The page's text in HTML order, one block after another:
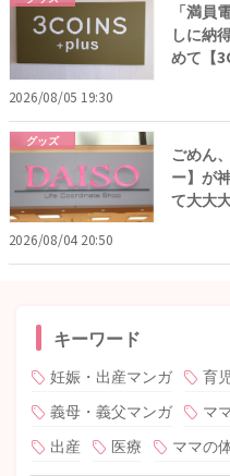
「満員
しに納
めて【
2026/08/05 19:30
グッズ
ごめん
ー】が
て大大
2026/08/04 20:50
キーワード
妊娠・出産マンガ 育
義母・義父マンガ
マ
出産
医療 ママの